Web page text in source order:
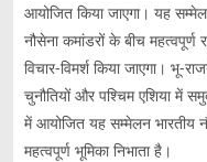
आयोजित किया जाएगा। यह
नौसेना कमांडरों के बीच महत्वपूर्ण
विचार-विमर्श किया जाएगा। भू-
चुनौतियों और पश्चिम एशिया में
में आयोजित यह सम्मेलन भारतीय
महत्वपूर्ण भूमिका निभाता है।